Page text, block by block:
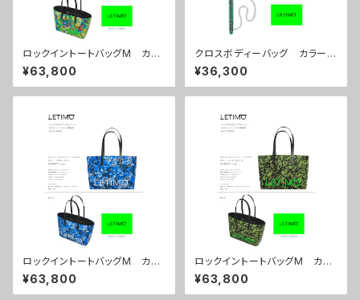
ロックイントートバッグM カラ
ー/リーフスグリーン ■配送ま
で約１か月
¥63,800
クロスボディーバッグ カラー/
プロポーズグリーン ■配送ま
で約１か月
¥36,300
ロックイントートバッグM カラ
ー/プロポーズブルー ■配送
まで約１か月
¥63,800
ロックイントートバッグM カラ
ー/ブレインズカーキ ■配送ま
で約１か月
¥63,800